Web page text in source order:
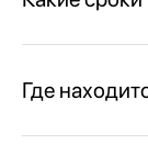
Где